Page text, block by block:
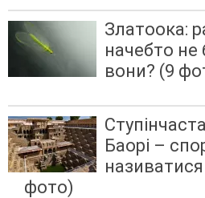
Златоока:
начебто не
вони? (9
Баорі –
фото)